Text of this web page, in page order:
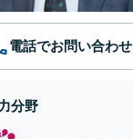
電話でお問い合わせ
分野